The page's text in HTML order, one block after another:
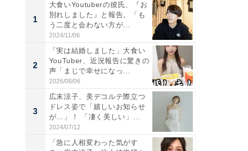
1
大食いYoutuberの彼氏、『お
別れしました』と報告。「も
う二度と会わない方が...
2024/11/06
2
「実は結婚しました」大食い
YouTuber、近況報告に驚きの
声「まじで幸せになっ...
2026/08/06
3
広末涼子、美デコルテ際立つ
ドレス姿で「嬉しいお知らせ
が…」！ 「凄く美しい」
「透...
2024/07/12
「急に人相変わった気がす